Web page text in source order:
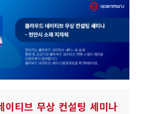
이티브 무상 컨설팅 세미나